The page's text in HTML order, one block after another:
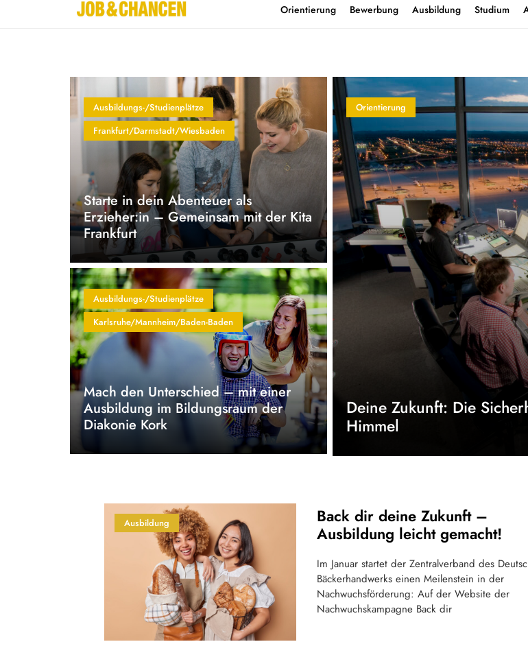
Home Kontakt Orientierung Bewerbung Ausbildung Studium
Ausbildungs-/Studienplätze
Frankfurt/Darmstadt/Wiesbaden
Starte in dein Abenteuer als
Erzieher:in – Gemeinsam mit der Kita
Frankfurt
Ausbildungs-/Studienplätze
Karlsruhe/Mannheim/Baden-Baden
Mach den Unterschied – mit einer
Ausbildung im Bildungsraum der
Diakonie Kork
Orientierung
Deine Zukunft: Die
Himmel
Ausbildung
Back dir deine Zukunft –
Ausbildung leicht gemacht!
Im Januar startet der Zentralverband des
Bäckerhandwerks einen Meilenstein in der
Nachwuchsförderung: Auf der Website der
Nachwuchskampagne Back dir